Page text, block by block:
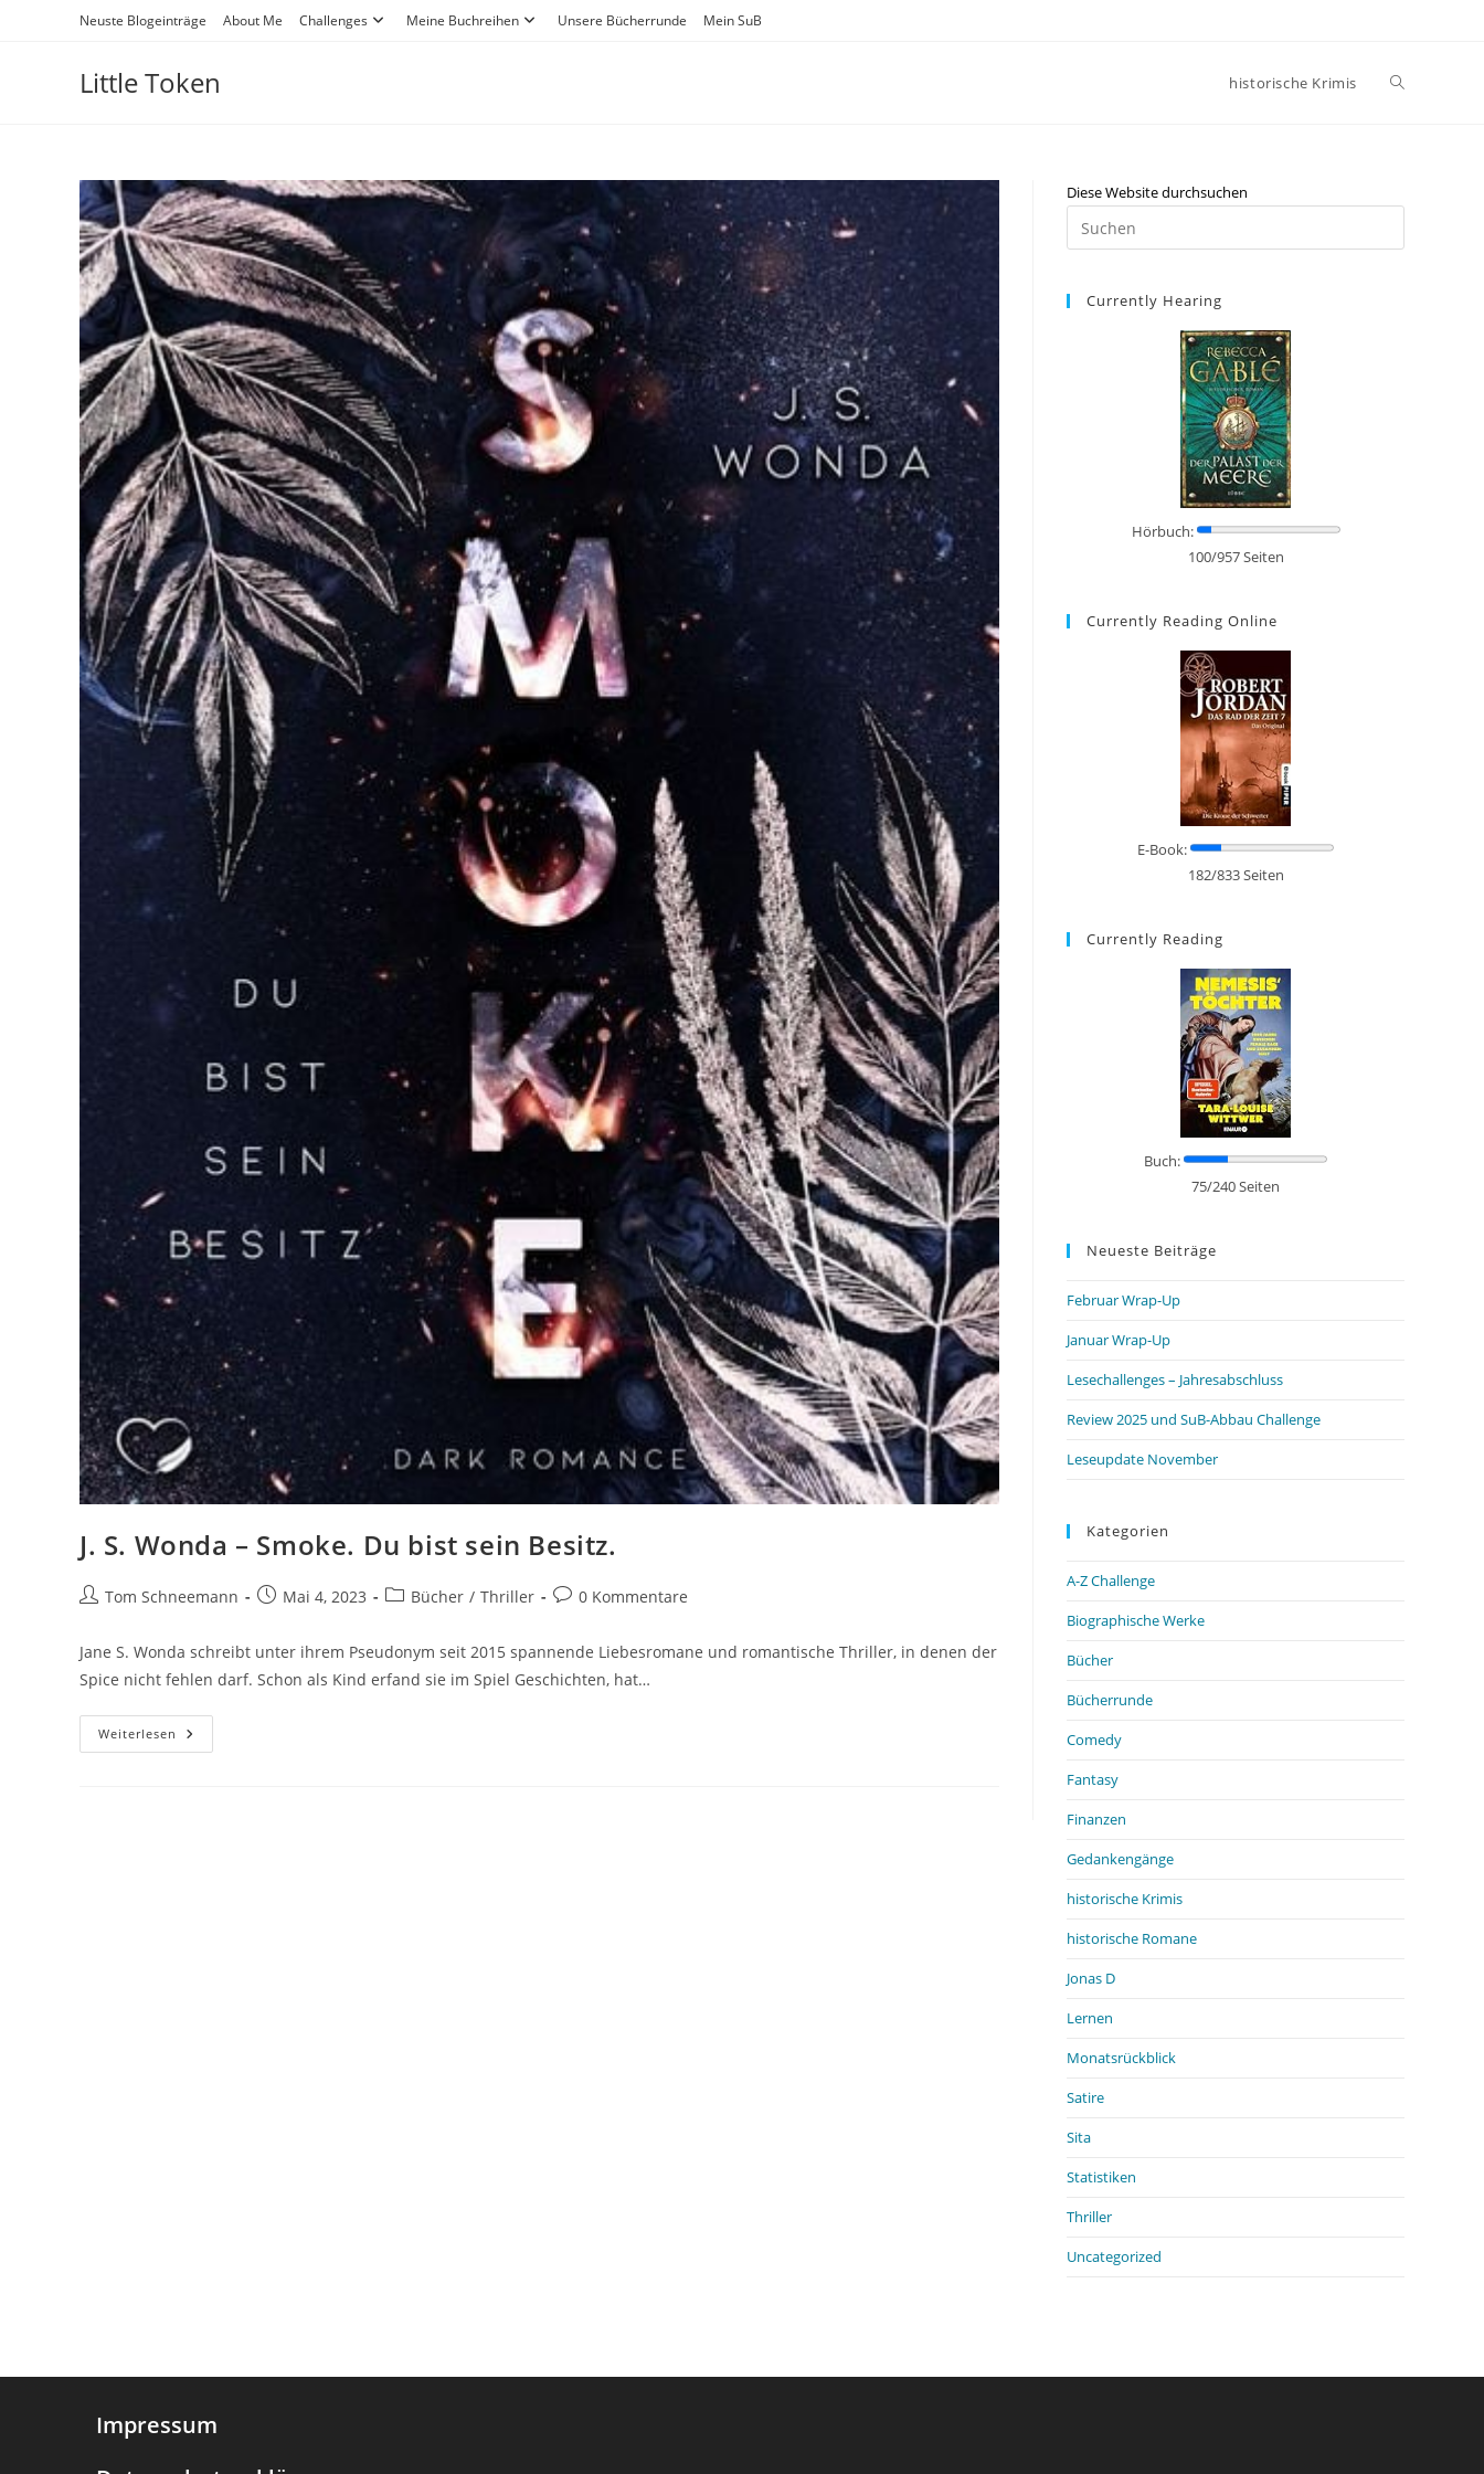
Neuste Blogeinträge About Me Challenges Meine Buchreihen Unsere Bücherrunde Mein SuB
Little Token historische Krimis
J. S. Wonda – Smoke. Du bist sein Besitz.
Tom Schneemann Mai 4, 2023 Bücher / Thriller 0 Kommentare
Jane S. Wonda schreibt unter ihrem Pseudonym seit 2015 spannende Liebesromane und romantische Thriller, in denen der
Spice nicht fehlen darf. Schon als Kind erfand sie im Spiel Geschichten, hat…
Weiterlesen
Diese Website durchsuchen
Currently Hearing
Hörbuch:
100/957 Seiten
Currently Reading Online
E-Book:
182/833 Seiten
Currently Reading
Buch:
75/240 Seiten
Neueste Beiträge
Februar Wrap-Up
Januar Wrap-Up
Lesechallenges – Jahresabschluss
Review 2025 und SuB-Abbau Challenge
Leseupdate November
Kategorien
A-Z Challenge
Biographische Werke
Bücher
Bücherrunde
Comedy
Fantasy
Finanzen
Gedankengänge
historische Krimis
historische Romane
Jonas D
Lernen
Monatsrückblick
Satire
Sita
Statistiken
Thriller
Uncategorized
Impressum